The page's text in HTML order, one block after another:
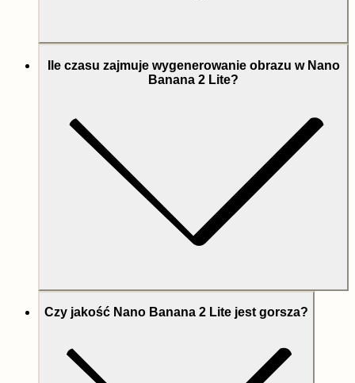
Ile czasu zajmuje wygenerowanie obrazu w Nano
Banana 2 Lite?
Czy jakość Nano Banana 2 Lite jest gorsza?